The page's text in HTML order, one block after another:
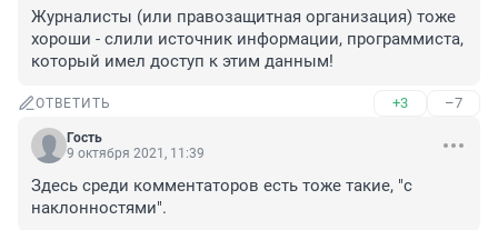
Журналисты (или правозащитная организация) тоже
хороши - слили источник информации, программиста,
который имел доступ к этим данным!
ОТВЕТИТЬ +3 –7
Гость
9 октября 2021, 11:39
Здесь среди комментаторов есть тоже такие, "с
наклонностями".